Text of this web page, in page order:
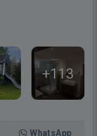
+113
WhatsApp